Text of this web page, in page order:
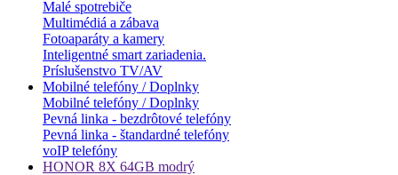
Malé spotrebiče
Multimédiá a zábava
Fotoaparáty a kamery
Inteligentné smart zariadenia.
Príslušenstvo TV/AV
Mobilné telefóny / Doplnky
Mobilné telefóny / Doplnky
Pevná linka - bezdrôtové telefóny
Pevná linka - štandardné telefóny
voIP telefóny
HONOR 8X 64GB modrý